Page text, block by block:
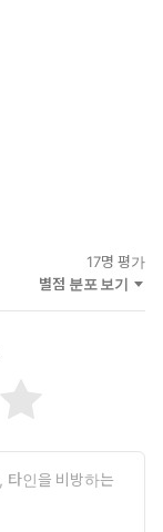
17명 평가
별점 분포 보기